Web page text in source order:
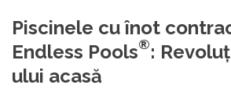
Piscinele cu înot
Endless Pools®:
ului acasă